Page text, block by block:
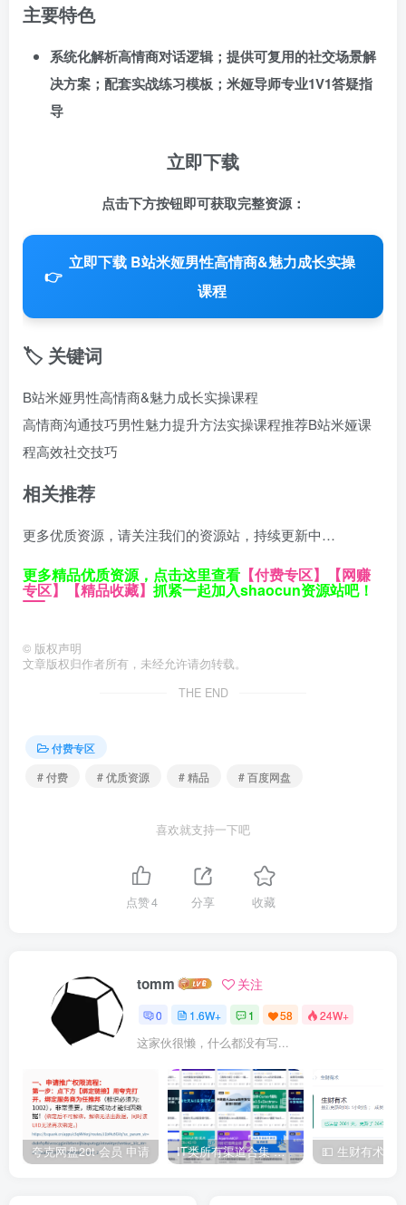
主要特色
系统化解析高情商对话逻辑；提供可复用的社交场景解
决方案；配套实战练习模板；米娅导师专业1V1答疑指
导
立即下载
点击下方按钮即可获取完整资源：
👉
立即下载 B站米娅男性高情商&魅力成长实操
课程
🏷️ 关键词
B站米娅男性高情商&魅力成长实操课程
高情商沟通技巧男性魅力提升方法实操课程推荐B站米娅课
程高效社交技巧
相关推荐
更多优质资源，请关注我们的资源站，持续更新中…
更多精品优质资源，点击这里查看 【付费专区】 【网赚
专区】 【精品收藏】 抓紧一起加入shaocun资源站吧！
© 版权声明
文章版权归作者所有，未经允许请勿转载。
THE END
付费专区
# 付费
# 优质资源 # 精品 # 百度网盘
喜欢就支持一下吧
点赞4 分享 收藏
tomm 关注
0 1.6W+ 1 58 24W+
这家伙很懒，什么都没有写...
夸克网盘20t 会员 申请 IT类所有渠道合集 持续日更，目前近四千多条资源 年费用户微信私信获取权限